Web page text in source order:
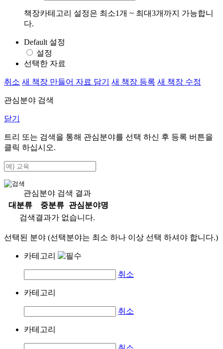
책장카테고리 설정은 최소1개 ~ 최대3개까지 가능합니
다.
Default 설정
설정
선택한 자료
취소 새 책장 만들어 자료 담기 새 책장 등록 새 책장 수정
관심분야 검색
닫기
트리 또는 검색을 통해 관심분야를 선택 하신 후 등록 버튼을
클릭 하십시오.
관심분야 검색 결과
대분류
중분류
관심분야명
검색결과가 없습니다.
선택된 분야 (선택분야는 최소 하나 이상 선택 하셔야 합니다.)
카테고리
취소
카테고리
취소
카테고리